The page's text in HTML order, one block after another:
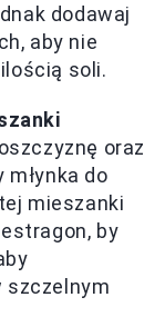
dodawaj
aby nie
soli.
oraz
do
mieszanki
by
szczelnym